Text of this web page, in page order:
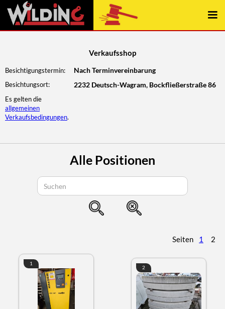
const { elementContains } = require("../../wwwroot/js/webflow");
Verkaufsshop
Besichtigungstermin: Nach Terminvereinbarung
Besichtungsort: 2232 Deutsch-Wagram, Bockfließerstraße 86
Es gelten die
allgemeinen
Verkaufsbedingungen.
Alle Positionen
Seiten 1 2
1
2